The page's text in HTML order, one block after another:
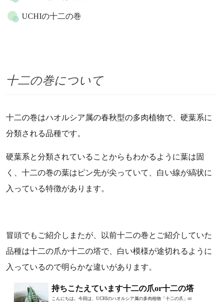
UCHIの十二の巻
十二の巻について
十二の巻はハオルシア属の春秋型の多肉植物で、硬葉系に
分類される品種です。
硬葉系と分類されていることからもわかるように葉は固
く、十二の巻の葉はピン先が尖っていて、白い線が縞状に
入っている特徴があります。
冒頭でもご紹介しまたが、以前十二の巻とご紹介していた
品種は十二の爪か十二の塔で、白い模様が途切れるように
入っているので明らかな違いがあります。
持ちこたえています十二の爪or十二の塔
こんにちは。今回は、UCHIのハオルシア属の多肉植物「十二の爪」or